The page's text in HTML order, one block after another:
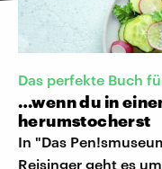
Das perfekte Buch
…wenn du in
herumstocherst
In "Das
Reisinger geht es